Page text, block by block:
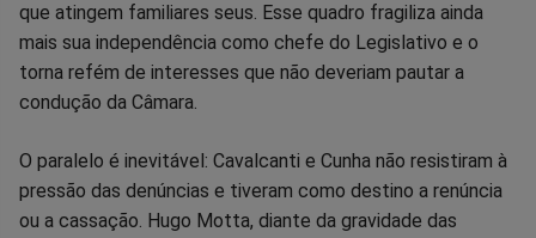
que atingem familiares seus. Esse quadro fragiliza ainda
mais sua independência como chefe do Legislativo e o
torna refém de interesses que não deveriam pautar a
condução da Câmara.
O paralelo é inevitável: Cavalcanti e Cunha não resistiram à
pressão das denúncias e tiveram como destino a renúncia
ou a cassação. Hugo Motta, diante da gravidade das